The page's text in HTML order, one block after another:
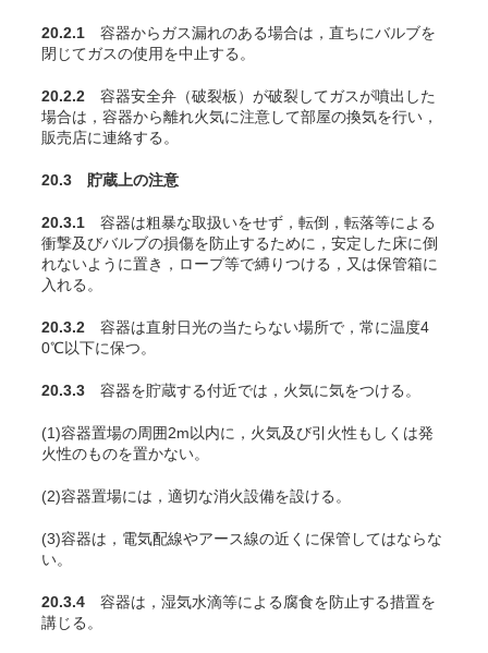
20.2.1 容器からガス漏れのある場合は，直ちにバルブを
閉じてガスの使用を中止する。
20.2.2 容器安全弁（破裂板）が破裂してガスが噴出した
場合は，容器から離れ火気に注意して部屋の換気を行い，
販売店に連絡する。
20.3 貯蔵上の注意
20.3.1 容器は粗暴な取扱いをせず，転倒，転落等による
衝撃及びバルブの損傷を防止するために，安定した床に倒
れないように置き，ロープ等で縛りつける，又は保管箱に
入れる。
20.3.2 容器は直射日光の当たらない場所で，常に温度4
0℃以下に保つ。
20.3.3 容器を貯蔵する付近では，火気に気をつける。
(1)容器置場の周囲2m以内に，火気及び引火性もしくは発
火性のものを置かない。
(2)容器置場には，適切な消火設備を設ける。
(3)容器は，電気配線やアース線の近くに保管してはならな
い。
20.3.4 容器は，湿気水滴等による腐食を防止する措置を
講じる。